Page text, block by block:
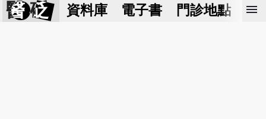
醫 砭 資料庫 電子書 門診地點 預
menu